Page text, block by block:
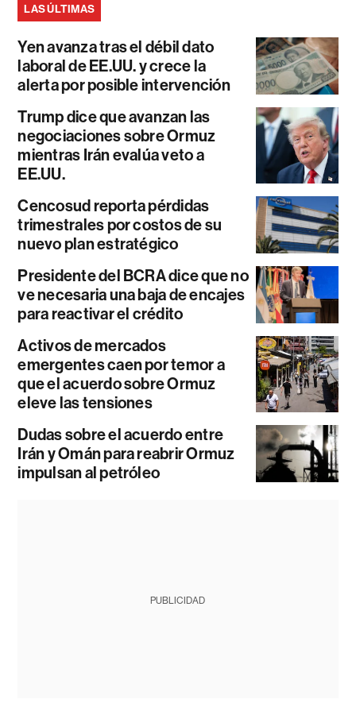
LAS ÚLTIMAS
Yen avanza tras el débil dato
laboral de EE.UU. y crece la
alerta por posible intervención
Trump dice que avanzan las
negociaciones sobre Ormuz
mientras Irán evalúa veto a
EE.UU.
Cencosud reporta pérdidas
trimestrales por costos de su
nuevo plan estratégico
Presidente del BCRA dice que no
ve necesaria una baja de encajes
para reactivar el crédito
Activos de mercados
emergentes caen por temor a
que el acuerdo sobre Ormuz
eleve las tensiones
Dudas sobre el acuerdo entre
Irán y Omán para reabrir Ormuz
impulsan al petróleo
PUBLICIDAD